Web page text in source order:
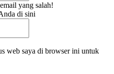
yang salah!
di sini
web saya di browser ini untuk